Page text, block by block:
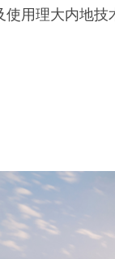
用理大内地技